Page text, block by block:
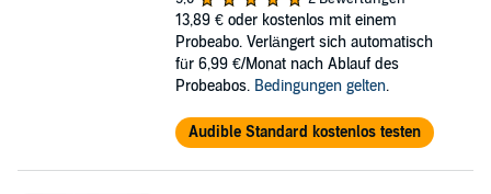
13,89 € oder kostenlos mit einem
Probeabo. Verlängert sich automatisch
für 6,99 €/Monat nach Ablauf des
Probeabos. Bedingungen gelten.
Audible Standard kostenlos testen